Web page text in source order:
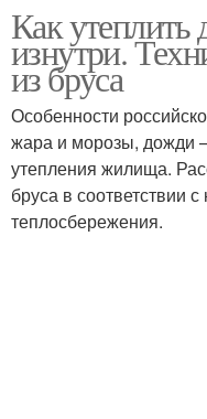
Как утеплить
изнутри.
из бруса
Особенности
жара и морозы, дожди
утепления жилища.
бруса в соответствии
теплосбережения.